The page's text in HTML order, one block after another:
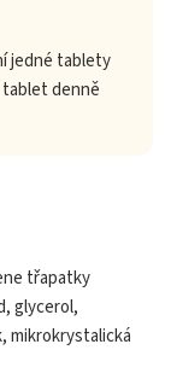
jedné tablety
tablet denně
třapatky
glycerol,
mikrokrystalická